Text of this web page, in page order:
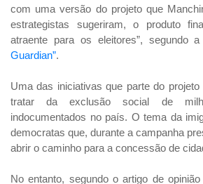
com uma versão do projeto que
estrategistas sugeriram, o produto
atraente para os eleitores”, segundo
Guardian”.
Uma das iniciativas que parte do
tratar da exclusão social de
indocumentados no país. O tema da
democratas que, durante a campanha
abrir o caminho para a concessão de
No entanto, segundo o artigo de